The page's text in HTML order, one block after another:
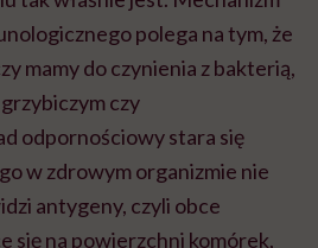
polega na tym, że
mamy do czynienia z bakterią,
czy
odpornościowy stara się
w zdrowym organizmie nie
antygeny, czyli obce
się na powierzchni komórek,